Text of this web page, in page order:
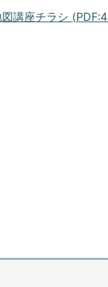
講座チラシ (PDF: